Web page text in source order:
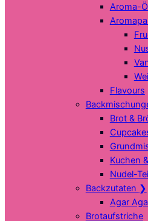
Aroma-
Flavours
Brot &
Kuchen
Nudel-
Backzutaten ❯
Agar
Brotaufstriche